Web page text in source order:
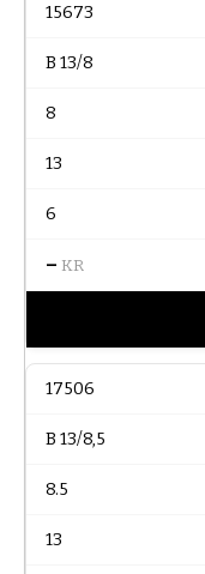
15673
B 13/8
8
13
6
– KR
17506
B 13/8,5
8.5
13